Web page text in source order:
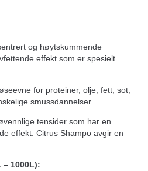
og høytskummende
effekt som er spesielt
for proteiner, olje, fett, sot,
smussdannelser.
tensider som har en
effekt. Citrus Shampo avgir en
– 1000L):